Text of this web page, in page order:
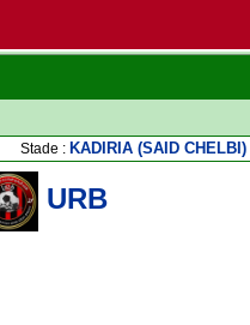
Stade : KADIRIA (SAID CHELBI)
URB